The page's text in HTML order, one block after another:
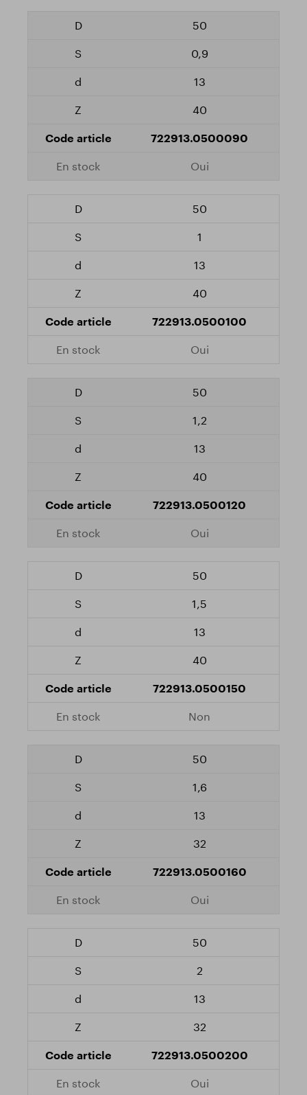
50
0,9
13
40
722913.0500090
Oui
50
1
13
40
722913.0500100
Oui
50
1,2
13
40
722913.0500120
Oui
50
1,5
13
40
722913.0500150
Non
50
1,6
13
32
722913.0500160
Oui
50
2
13
32
722913.0500200
Oui